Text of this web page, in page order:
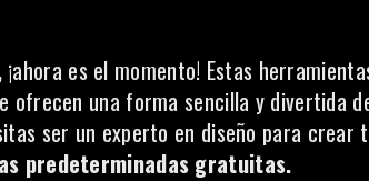
¡ahora es el momento! Estas
ofrecen una forma sencilla y divertida
ser un experto en diseño para crear
predeterminadas gratuitas.